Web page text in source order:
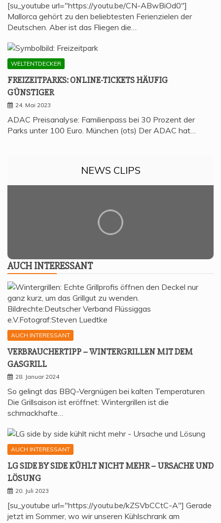
[su_youtube url="https://youtu.be/CN-ABwBiOd0"]
Mallorca gehört zu den beliebtesten Ferienzielen der
Deutschen. Aber ist das Fliegen die…
WELTENTDECKER
FREI­ZEIT­PARKS: ONLINE-TICKETS HÄU­FIG
GÜNSTIGER
24. Mai 2023
ADAC Preisanalyse: Familienpass bei 30 Prozent der
Parks unter 100 Euro. München (ots) Der ADAC hat…
NEWS CLIPS
AUCH INTER­ES­SANT
AUCH INTERESSANT
VER­BRAU­CHER­TIPP – WIN­TER­GRIL­LEN MIT DEM
GASGRILL
28. Januar 2024
So gelingt das BBQ-Vergnügen bei kalten Temperaturen
Die Grillsaison ist eröffnet: Wintergrillen ist die
schmackhafte…
AUCH INTERESSANT
LG SIDE BY SIDE KÜHLT NICHT MEHR – URSA­CHE UND
LÖSUNG
20. Juli 2023
[su_youtube url="https://youtu.be/kZSVbCCtC-A"] Gerade
jetzt im Sommer, wo wir unseren Kühlschrank am